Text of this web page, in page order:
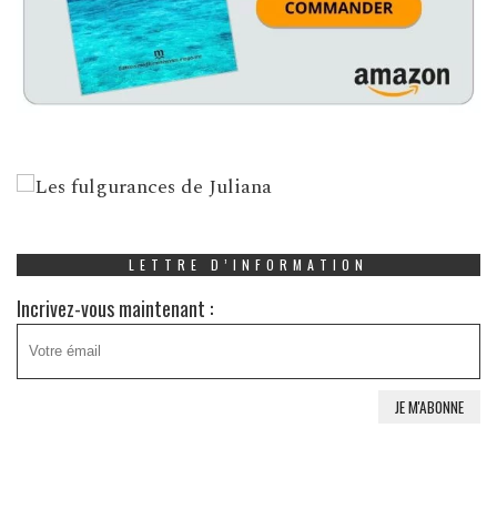
LETTRE D’INFORMATION
Incrivez-vous maintenant :